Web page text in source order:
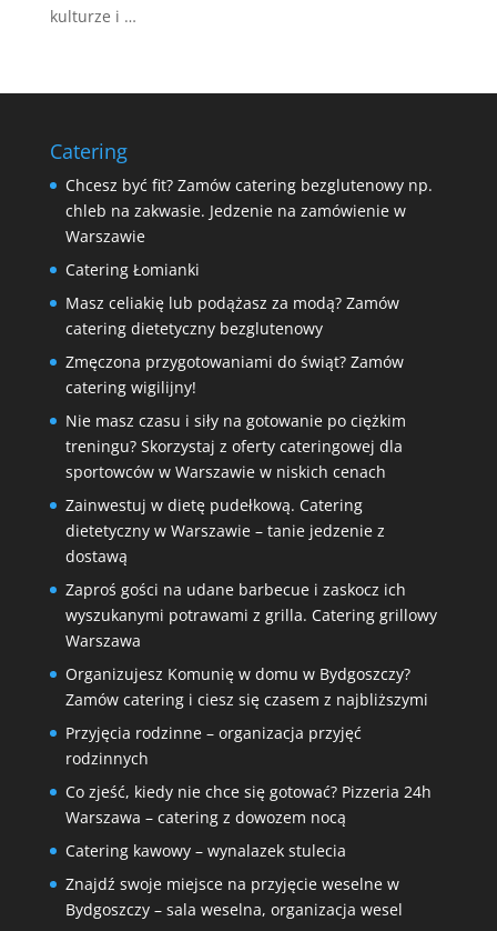
kulturze i …
Catering
Chcesz być fit? Zamów catering bezglutenowy np.
chleb na zakwasie. Jedzenie na zamówienie w
Warszawie
Catering Łomianki
Masz celiakię lub podążasz za modą? Zamów
catering dietetyczny bezglutenowy
Zmęczona przygotowaniami do świąt? Zamów
catering wigilijny!
Nie masz czasu i siły na gotowanie po ciężkim
treningu? Skorzystaj z oferty cateringowej dla
sportowców w Warszawie w niskich cenach
Zainwestuj w dietę pudełkową. Catering
dietetyczny w Warszawie – tanie jedzenie z
dostawą
Zaproś gości na udane barbecue i zaskocz ich
wyszukanymi potrawami z grilla. Catering grillowy
Warszawa
Organizujesz Komunię w domu w Bydgoszczy?
Zamów catering i ciesz się czasem z najbliższymi
Przyjęcia rodzinne – organizacja przyjęć
rodzinnych
Co zjeść, kiedy nie chce się gotować? Pizzeria 24h
Warszawa – catering z dowozem nocą
Catering kawowy – wynalazek stulecia
Znajdź swoje miejsce na przyjęcie weselne w
Bydgoszczy – sala weselna, organizacja wesel